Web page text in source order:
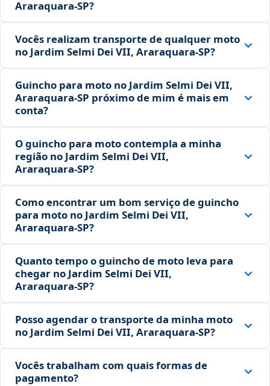
Araraquara‑SP?
Vocês realizam transporte de qualquer moto
no Jardim Selmi Dei VII, Araraquara‑SP?
Guincho para moto no Jardim Selmi Dei VII,
Araraquara‑SP próximo de mim é mais em
conta?
O guincho para moto contempla a minha
região no Jardim Selmi Dei VII,
Araraquara‑SP?
Como encontrar um bom serviço de guincho
para moto no Jardim Selmi Dei VII,
Araraquara‑SP?
Quanto tempo o guincho de moto leva para
chegar no Jardim Selmi Dei VII,
Araraquara‑SP?
Posso agendar o transporte da minha moto
no Jardim Selmi Dei VII, Araraquara‑SP?
Vocês trabalham com quais formas de
pagamento?